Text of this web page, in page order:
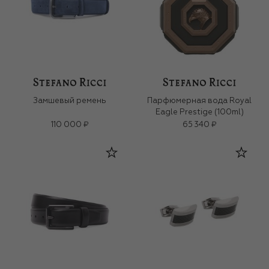
Замшевый ремень
110 000 ₽
Парфюмерная вода Royal
Eagle Prestige (100ml)
65 340 ₽